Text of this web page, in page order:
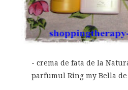
- crema de fata de la
parfumul Ring my Bella